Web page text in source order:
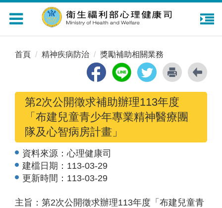
Toggle
navigation
首頁 精神疾病防治 獎勵補助相關業務
第2次公開徵求補助辦理113年度
「布建兒童青少年專業精神醫療團
隊及心智病房計畫」
資料來源：心理健康司
建檔日期： 113-03-29
更新時間： 113-03-29
主旨：第2次公開徵求辦理113年度「布建兒童青